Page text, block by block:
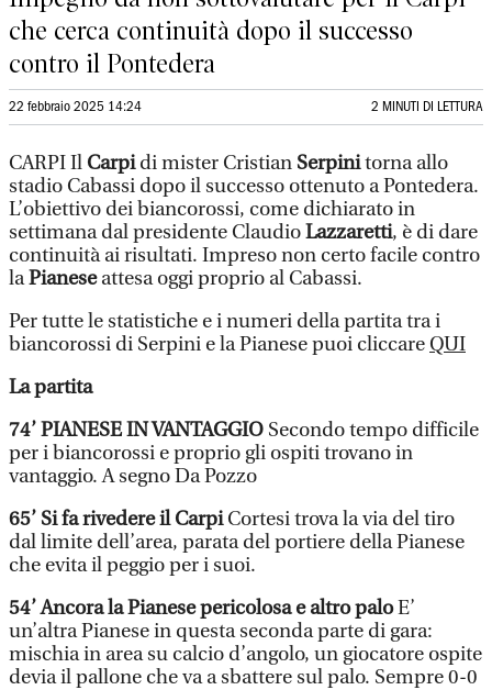
che cerca continuità dopo il successo
contro il Pontedera
22 febbraio 2025 14:24 2 MINUTI DI LETTURA
CARPI Il Carpidi mister Cristian Serpinitorna allo
stadio Cabassi dopo il successo ottenuto a Pontedera.
L’obiettivo dei biancorossi, come dichiarato in
settimana dal presidente ClaudioLazzaretti, è di dare
continuità ai risultati. Impreso non certo facile contro
laPianeseattesa oggi proprio al Cabassi.
Per tutte le statistiche e i numeri della partita tra i
biancorossi di Serpini e la Pianese puoi cliccare QUI
La partita
74’ PIANESE IN VANTAGGIO Secondo tempo difficile
per i biancorossi e proprio gli ospiti trovano in
vantaggio. A segno Da Pozzo
65’ Si fa rivedere il CarpiCortesi trova la via del tiro
dal limite dell’area, parata del portiere della Pianese
che evita il peggio per i suoi.
54’ Ancora la Pianese pericolosa e altro paloE’
un’altra Pianese in questa seconda parte di gara:
mischia in area su calcio d’angolo, un giocatore ospite
devia il pallone che va a sbattere sul palo. Sempre 0-0